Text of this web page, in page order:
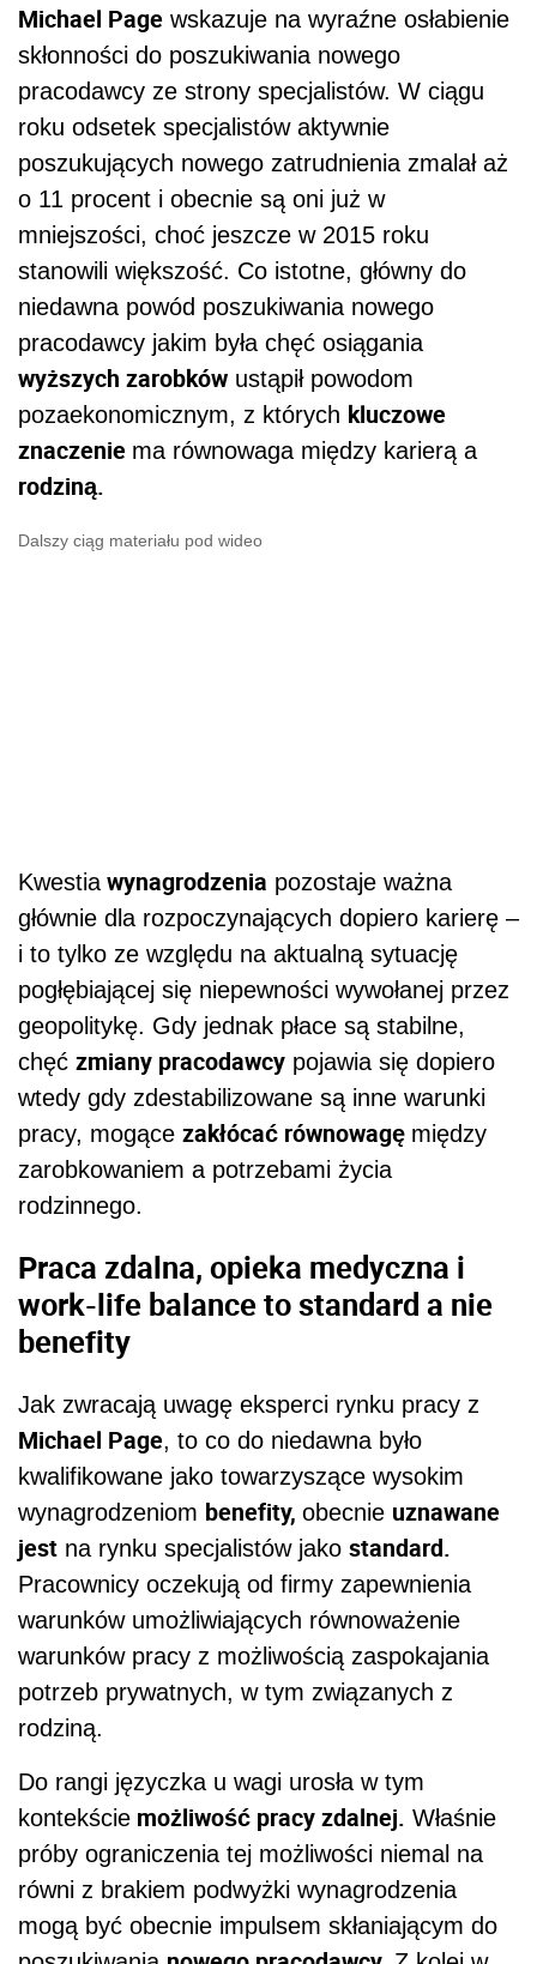
Michael Page wskazuje na wyraźne osłabienie
skłonności do poszukiwania nowego
pracodawcy ze strony specjalistów. W ciągu
roku odsetek specjalistów aktywnie
poszukujących nowego zatrudnienia zmalał aż
o 11 procent i obecnie są oni już w
mniejszości, choć jeszcze w 2015 roku
stanowili większość. Co istotne, główny do
niedawna powód poszukiwania nowego
pracodawcy jakim była chęć osiągania
wyższych zarobków ustąpił powodom
pozaekonomicznym, z których kluczowe
znaczenie ma równowaga między karierą a
rodziną.
Dalszy ciąg materiału pod wideo
Kwestiawynagrodzenia pozostaje ważna
głównie dla rozpoczynających dopiero karierę –
i to tylko ze względu na aktualną sytuację
pogłębiającej się niepewności wywołanej przez
geopolitykę. Gdy jednak płace są stabilne,
chęć zmiany pracodawcy pojawia się dopiero
wtedy gdy zdestabilizowane są inne warunki
pracy, mogące zakłócać równowagę między
zarobkowaniem a potrzebami życia
rodzinnego.
Praca zdalna, opieka medyczna i
work-life balance to standard a nie
benefity
Jak zwracają uwagę eksperci rynku pracy z
Michael Page, to co do niedawna było
kwalifikowane jako towarzyszące wysokim
wynagrodzeniom benefity, obecnie uznawane
jest na rynku specjalistów jako standard.
Pracownicy oczekują od firmy zapewnienia
warunków umożliwiających równoważenie
warunków pracy z możliwością zaspokajania
potrzeb prywatnych, w tym związanych z
rodziną.
Do rangi języczka u wagi urosła w tym
kontekście możliwość pracy zdalnej. Właśnie
próby ograniczenia tej możliwości niemal na
równi z brakiem podwyżki wynagrodzenia
mogą być obecnie impulsem skłaniającym do